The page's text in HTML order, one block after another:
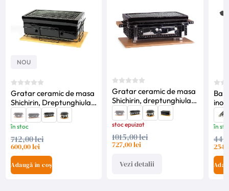
NOU
Gratar ceramic de masa
Shichirin, Dreptunghiular,
MEDIUM, YAKINIKU -
black edition
în stoc
712,00 lei
600,00 lei
Adaugă în coș
Gratar ceramic de masa
Shichirin, dreptunghiular,
Yakiniku
stoc epuizat
1015,00 lei
727,00 lei
Vezi detalii
în